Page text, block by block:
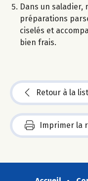
Dans un saladier,
préparations
ciselés et
bien frais.
Retour à la
Imprimer la